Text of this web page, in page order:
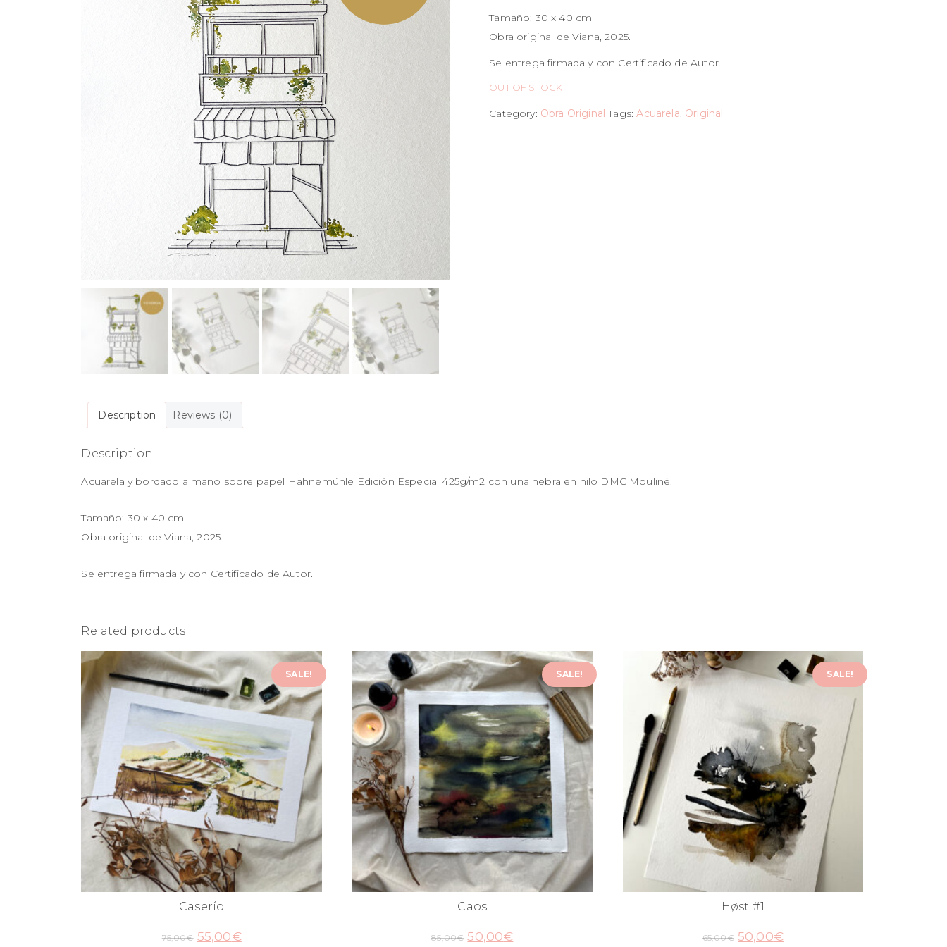
Tamaño: 30 x 40 cm
Obra original de Viana, 2025.
Se entrega firmada y con Certificado de Autor.
OUT OF STOCK
Category: Obra Original Tags:Acuarela, Original
Description Reviews (0)
Description
Acuarela y bordado a mano sobre papel Hahnemühle Edición Especial 425g/m2 con una hebra en hilo DMC Mouliné.
Tamaño: 30 x 40 cm
Obra original de Viana, 2025.
Se entrega firmada y con Certificado de Autor.
Related products
SALE!
Caserío
75,00€ 55,00€
SALE!
Caos
85,00€ 50,00€
SALE!
Høst #1
65,00€ 50,00€